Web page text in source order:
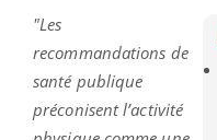
"Les
recommandations de
santé publique
préconisent l’activité